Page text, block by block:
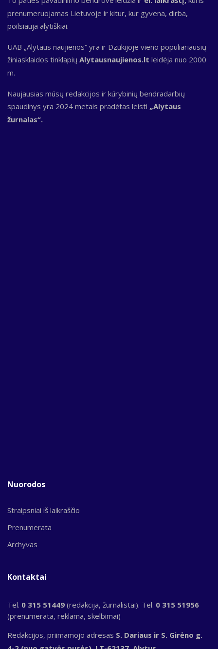
prenumeruojamas Lietuvoje ir kitur, kur gyvena, dirba,
poilsiauja alytiškiai.
UAB „Alytaus naujienos“ yra ir Dzūkijoje vieno populiariausių
žiniasklaidos tinklapių Alytausnaujienos.lt leidėja nuo 2000
m.
Naujausias mūsų redakcijos ir kūrybinių bendradarbių
spaudinys yra 2024 metais pradėtas leisti „Alytaus
žurnalas“.
Nuorodos
Straipsniai iš laikraščio
Prenumerata
Archyvas
Kontaktai
Tel. 0 315 51449 (redakcija, žurnalistai). Tel. 0 315 51956
(prenumerata, reklama, skelbimai)
Redakcijos, priimamojo adresas S. Dariaus ir S. Girėno g.